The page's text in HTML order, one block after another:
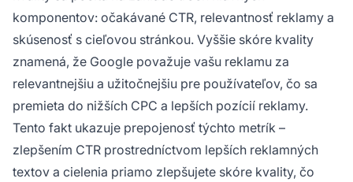
komponentov: očakávané CTR, relevantnosť reklamy a
skúsenosť s cieľovou stránkou. Vyššie skóre kvality
znamená, že Google považuje vašu reklamu za
relevantnejšiu a užitočnejšiu pre používateľov, čo sa
premieta do nižších CPC a lepších pozícií reklamy.
Tento fakt ukazuje prepojenosť týchto metrík –
zlepšením CTR prostredníctvom lepších reklamných
textov a cielenia priamo zlepšujete skóre kvality, čo